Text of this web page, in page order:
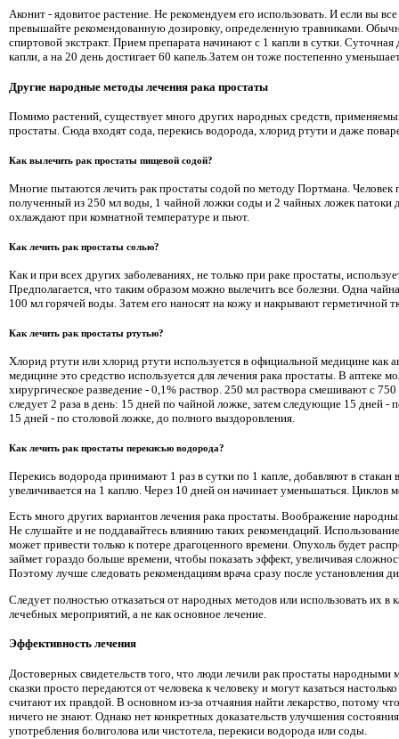
Аконит - ядовитое растение. Не рекомендуем его использовать. И если вы
превышайте рекомендованную дозировку, определенную травниками.
спиртовой экстракт. Прием препарата начинают с 1 капли в сутки. Суточная
капли, а на 20 день достигает 60 капель.Затем он тоже постепенно
Другие народные методы лечения рака простаты
Помимо растений, существует много других народных средств,
простаты. Сюда входят сода, перекись водорода, хлорид ртути и даже
Как вылечить рак простаты пищевой содой?
Многие пытаются лечить рак простаты содой по методу Портмана. Человек
полученный из 250 мл воды, 1 чайной ложки соды и 2 чайных ложек патоки
охлаждают при комнатной температуре и пьют.
Как лечить рак простаты солью?
Как и при всех других заболеваниях, не только при раке простаты,
Предполагается, что таким образом можно вылечить все болезни. Одна
100 мл горячей воды. Затем его наносят на кожу и накрывают герметичной
Как лечить рак простаты ртутью?
Хлорид ртути или хлорид ртути используется в официальной медицине как
медицине это средство используется для лечения рака простаты. В аптеке
хирургическое разведение - 0,1% раствор. 250 мл раствора смешивают с
следует 2 раза в день: 15 дней по чайной ложке, затем следующие 15 дней -
15 дней - по столовой ложке, до полного выздоровления.
Как лечить рак простаты перекисью водорода?
Перекись водорода принимают 1 раз в сутки по 1 капле, добавляют в
увеличивается на 1 каплю. Через 10 дней он начинает уменьшаться. Циклов
Есть много других вариантов лечения рака простаты. Воображение
Не слушайте и не поддавайтесь влиянию таких рекомендаций.
может привести только к потере драгоценного времени. Опухоль будет
займет гораздо больше времени, чтобы показать эффект, увеличивая
Поэтому лучше следовать рекомендациям врача сразу после установления
Следует полностью отказаться от народных методов или использовать их в
лечебных мероприятий, а не как основное лечение.
Эффективность лечения
Достоверных свидетельств того, что люди лечили рак простаты народными
сказки просто передаются от человека к человеку и могут казаться
считают их правдой. В основном из-за отчаяния найти лекарство, потому
ничего не знают. Однако нет конкретных доказательств улучшения
употребления болиголова или чистотела, перекиси водорода или соды.